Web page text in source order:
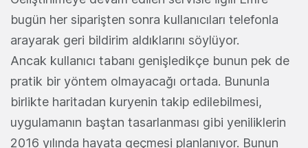
bugün her siparişten sonra kullanıcıları telefonla
arayarak geri bildirim aldıklarını söylüyor.
Ancak kullanıcı tabanı genişledikçe bunun pek de
pratik bir yöntem olmayacağı ortada. Bununla
birlikte haritadan kuryenin takip edilebilmesi,
uygulamanın baştan tasarlanması gibi yeniliklerin
2016 yılında hayata geçmesi planlanıyor. Bunun